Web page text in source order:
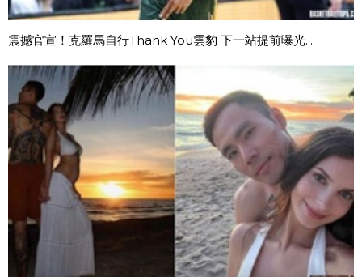
震撼官宣！克羅馬自行Thank You雲豹 下一站提前曝光...